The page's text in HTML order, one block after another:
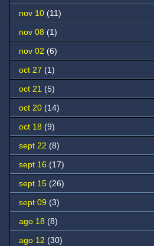
nov 10 (11)
nov 08 (1)
nov 02 (6)
oct 27 (1)
oct 21 (5)
oct 20 (14)
oct 18 (9)
sept 22 (8)
sept 16 (17)
sept 15 (26)
sept 09 (3)
ago 18 (8)
ago 12 (30)